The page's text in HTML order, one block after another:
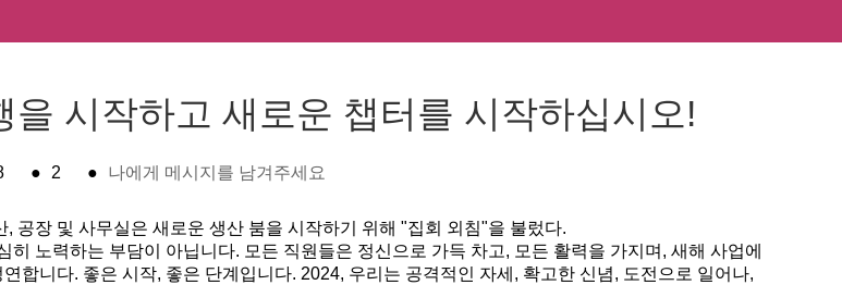
시작하고 새로운 챕터를 시작하십시오!
● 2 ● 나에게 메시지를 남겨주세요
, 공장 및 사무실은 새로운 생산 붐을 시작하기 위해 "집회 외침"을 불렀다.
노력하는 부담이 아닙니다. 모든 직원들은 정신으로 가득 차고, 모든 활력을 가지며, 새해 사업에
합니다. 좋은 시작, 좋은 단계입니다. 2024, 우리는 공격적인 자세, 확고한 신념, 도전으로 일어나,